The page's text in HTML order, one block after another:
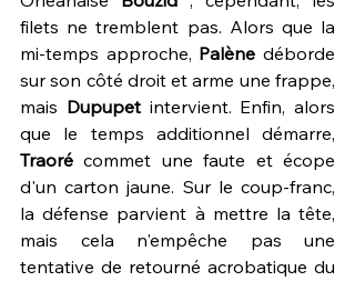
filets ne tremblent pas. Alors que la
mi-temps approche, Palène déborde
sur son côté droit et arme une frappe,
mais Dupupet intervient. Enfin, alors
Traoré commet une faute et écope
d'un carton jaune. Sur le coup-franc,
la défense parvient à mettre la tête,
mais cela n'empêche pas une
tentative de retourné acrobatique du